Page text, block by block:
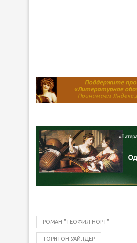
РОМАН "ТЕОФИЛ НОРТ"
ТОРНТОН УАЙЛДЕР